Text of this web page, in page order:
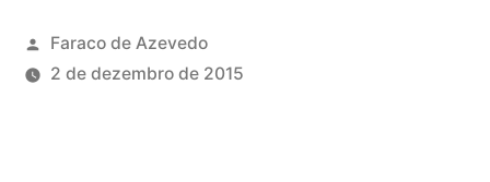
Faraco de Azevedo
2 de dezembro de 2015